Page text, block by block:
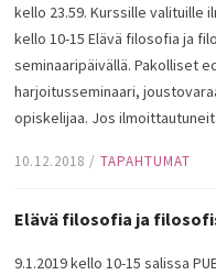
kello 23.59. Kurssille valituille
kello 10-15 Elävä filosofia ja
seminaaripäivällä. Pakolliset
harjoitusseminaari,
opiskelijaa. Jos
10.12.2018 /TAPAHTUMAT
Elävä filosofia ja
9.1.2019 kello 10-15 salissa